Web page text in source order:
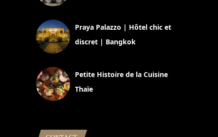
Praya Palazzo | Hôtel chic et
discret | Bangkok
Petite Histoire de la Cuisine
Thaïe